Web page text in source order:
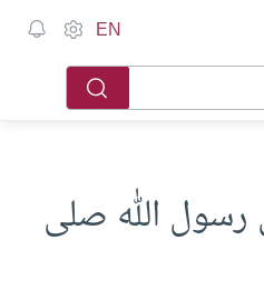
EN
الله صلى